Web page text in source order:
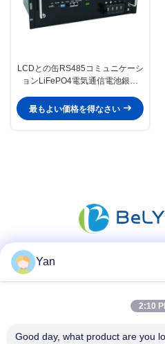
LCDとの缶RS485コミュニケーシ
ョンLiFePO4電気通信電池銀行
最もよい価格を得なさい
迅速な
Yan
2:10
Good day, what product are you